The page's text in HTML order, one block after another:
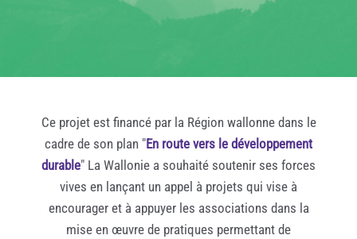
Ce projet est financé par la Région wallonne dans le
cadre de son plan "En route vers le développement
durable" La Wallonie a souhaité soutenir ses forces
vives en lançant un appel à projets qui vise à
encourager et à appuyer les associations dans la
mise en œuvre de pratiques permettant de